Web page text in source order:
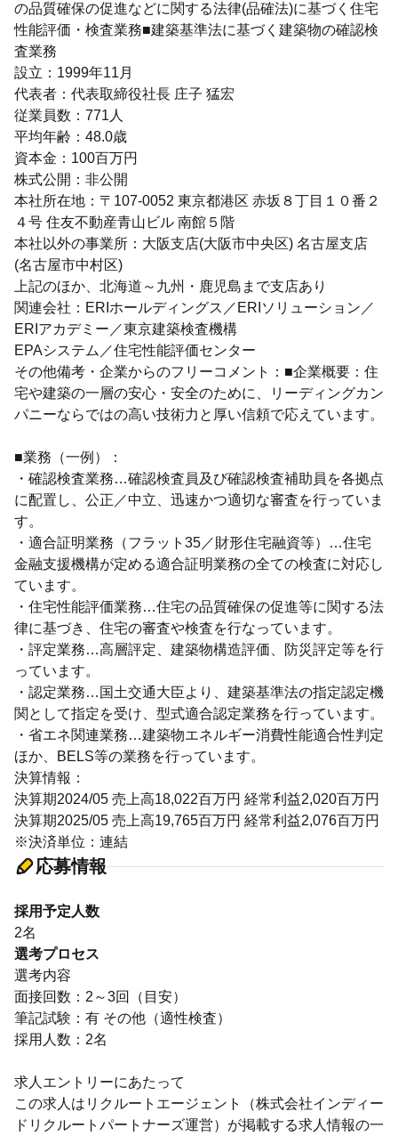
の品質確保の促進などに関する法律(品確法)に基づく住宅
性能評価・検査業務■建築基準法に基づく建築物の確認検
査業務
設立：1999年11月
代表者：代表取締役社長 庄子 猛宏
従業員数：771人
平均年齢：48.0歳
資本金：100百万円
株式公開：非公開
本社所在地：〒107-0052 東京都港区 赤坂８丁目１０番２
４号 住友不動産青山ビル 南館５階
本社以外の事業所：大阪支店(大阪市中央区) 名古屋支店
(名古屋市中村区)
上記のほか、北海道～九州・鹿児島まで支店あり
関連会社：ERIホールディングス／ERIソリューション／
ERIアカデミー／東京建築検査機構
EPAシステム／住宅性能評価センター
その他備考・企業からのフリーコメント：■企業概要：住
宅や建築の一層の安心・安全のために、リーディングカン
パニーならではの高い技術力と厚い信頼で応えています。
■業務（一例）：
・確認検査業務…確認検査員及び確認検査補助員を各拠点
に配置し、公正／中立、迅速かつ適切な審査を行っていま
す。
・適合証明業務（フラット35／財形住宅融資等）…住宅
金融支援機構が定める適合証明業務の全ての検査に対応し
ています。
・住宅性能評価業務…住宅の品質確保の促進等に関する法
律に基づき、住宅の審査や検査を行なっています。
・評定業務…高層評定、建築物構造評価、防災評定等を行
っています。
・認定業務…国土交通大臣より、建築基準法の指定認定機
関として指定を受け、型式適合認定業務を行っています。
・省エネ関連業務…建築物エネルギー消費性能適合性判定
ほか、BELS等の業務を行っています。
決算情報：
決算期2024/05 売上高18,022百万円 経常利益2,020百万円
決算期2025/05 売上高19,765百万円 経常利益2,076百万円
※決済単位：連結
応募情報
採用予定人数
2名
選考プロセス
選考内容
面接回数：2～3回（目安）
筆記試験：有 その他（適性検査）
採用人数：2名
求人エントリーにあたって
この求人はリクルートエージェント（株式会社インディー
ドリクルートパートナーズ運営）が掲載する求人情報の一